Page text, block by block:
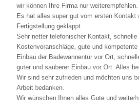
wir können Ihre Firma nur weiterempfehlen.
Es hat alles super gut vom ersten Kontakt
Fertigstellung geklappt.
Sehr netter telefonischer Kontakt, schnelle
Kostenvoranschläge, gute und
Einbau der Badewannentür vor Ort,
guter und sauberer Einbau vor Ort. Alles
Wir sind sehr zufrieden und möchten uns
Arbeit bedanken.
Wir wünschen Ihnen alles Gute und